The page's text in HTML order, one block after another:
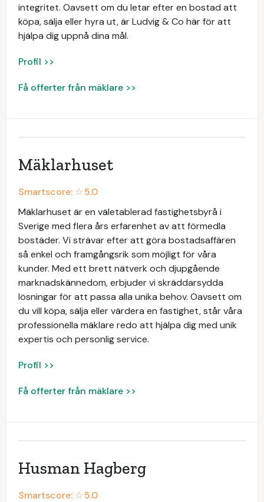
integritet. Oavsett om du letar efter en bostad att
köpa, sälja eller hyra ut, är Ludvig & Co här för att
hjälpa dig uppnå dina mål.
Profil >>
Få offerter från mäklare >>
Mäklarhuset
Smartscore: ☆5.0
Mäklarhuset är en väletablerad fastighetsbyrå i
Sverige med flera års erfarenhet av att förmedla
bostäder. Vi strävar efter att göra bostadsaffären
så enkel och framgångsrik som möjligt för våra
kunder. Med ett brett nätverk och djupgående
marknadskännedom, erbjuder vi skräddarsydda
lösningar för att passa alla unika behov. Oavsett om
du vill köpa, sälja eller värdera en fastighet, står våra
professionella mäklare redo att hjälpa dig med unik
expertis och personlig service.
Profil >>
Få offerter från mäklare >>
Husman Hagberg
Smartscore: ☆5.0